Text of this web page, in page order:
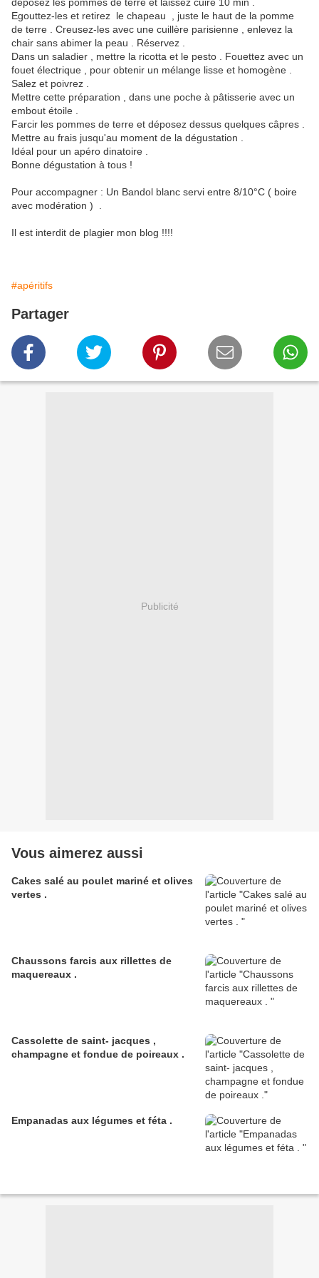
Egouttez-les et retirez le chapeau , juste le haut de la pomme
de terre . Creusez-les avec une cuillère parisienne , enlevez la
chair sans abimer la peau . Réservez .
Dans un saladier , mettre la ricotta et le pesto . Fouettez avec un
fouet électrique , pour obtenir un mélange lisse et homogène .
Salez et poivrez .
Mettre cette préparation , dans une poche à pâtisserie avec un
embout étoile .
Farcir les pommes de terre et déposez dessus quelques câpres .
Mettre au frais jusqu'au moment de la dégustation .
Idéal pour un apéro dinatoire .
Bonne dégustation à tous !
Pour accompagner : Un Bandol blanc servi entre 8/10°C ( boire
avec modération ) .
Il est interdit de plagier mon blog !!!!
#apéritifs
Partager
Publicité
Vous aimerez aussi
Cakes salé au poulet mariné et olives
vertes .
Chaussons farcis aux rillettes de
maquereaux .
Cassolette de saint- jacques ,
champagne et fondue de poireaux .
Empanadas aux légumes et féta .